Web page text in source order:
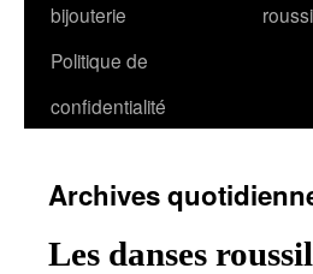
bijouterie
Politique de
confidentialité
Archives
Les danses